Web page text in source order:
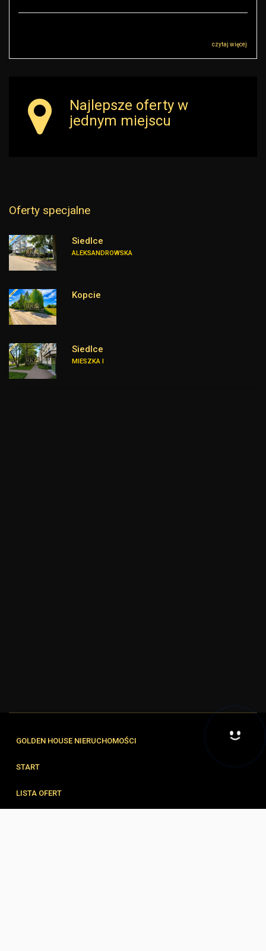
czytaj więcej
Najlepsze oferty w
jednym miejscu
Oferty specjalne
Siedlce
ALEKSANDROWSKA
Kopcie
Siedlce
MIESZKA I
GOLDEN HOUSE NIERUCHOMOŚCI
START
LISTA OFERT